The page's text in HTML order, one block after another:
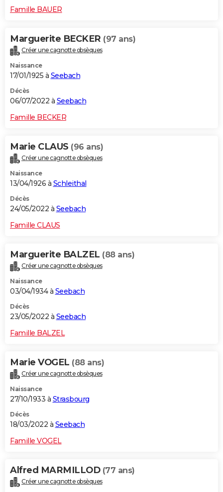
Famille BAUER
Marguerite BECKER (97 ans)
Créer une cagnotte obsèques
Naissance
17/01/1925 à Seebach
Décès
06/07/2022 à Seebach
Famille BECKER
Marie CLAUS (96 ans)
Créer une cagnotte obsèques
Naissance
13/04/1926 à Schleithal
Décès
24/05/2022 à Seebach
Famille CLAUS
Marguerite BALZEL (88 ans)
Créer une cagnotte obsèques
Naissance
03/04/1934 à Seebach
Décès
23/05/2022 à Seebach
Famille BALZEL
Marie VOGEL (88 ans)
Créer une cagnotte obsèques
Naissance
27/10/1933 à Strasbourg
Décès
18/03/2022 à Seebach
Famille VOGEL
Alfred MARMILLOD (77 ans)
Créer une cagnotte obsèques